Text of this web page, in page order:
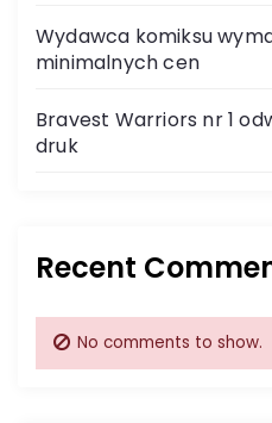
Wydawca komiksu
minimalnych cen
Bravest Warriors nr 1
druk
Recent
No comments to show.